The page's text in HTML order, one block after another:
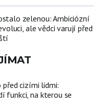
zelenou: Ambiciózní
ale vědci varují před
cizími lidmi:
funkci, na kterou se